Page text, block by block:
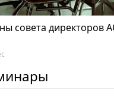
совета директоров